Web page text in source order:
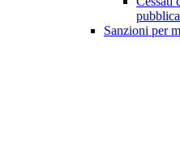
Sanzioni per